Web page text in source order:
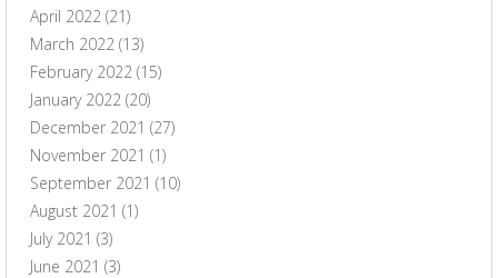
April 2022 (21)
March 2022 (13)
February 2022 (15)
January 2022 (20)
December 2021 (27)
November 2021 (1)
September 2021 (10)
August 2021 (1)
July 2021 (3)
June 2021 (3)